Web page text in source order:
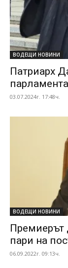
ВОДЕЩИ НОВИНИ
Патриарх
03.07.2024г. 17:48ч.
ВОДЕЩИ НОВИНИ
Премиерът
пари на
06.09.2022г. 09:13ч.